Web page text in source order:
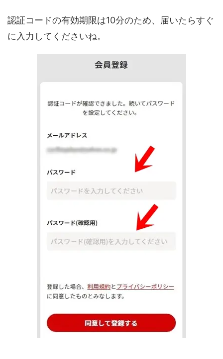
認証コードの有効期限は10分のため、届いたらすぐ
に入力してくださいね。